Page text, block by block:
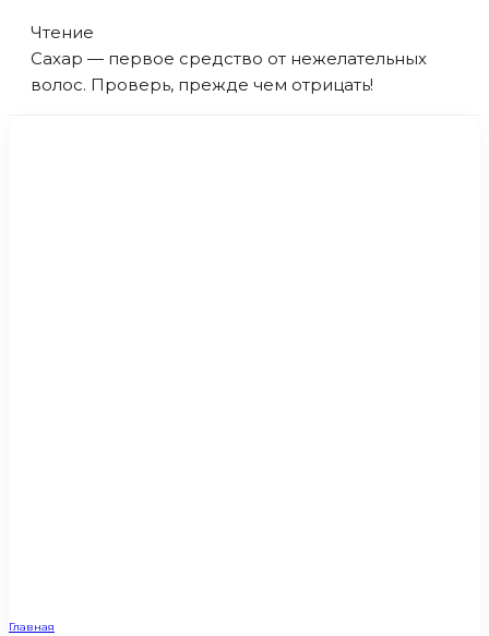
Чтение
Сахар — первое средство от нежелательных
волос. Проверь, прежде чем отрицать!
Главная